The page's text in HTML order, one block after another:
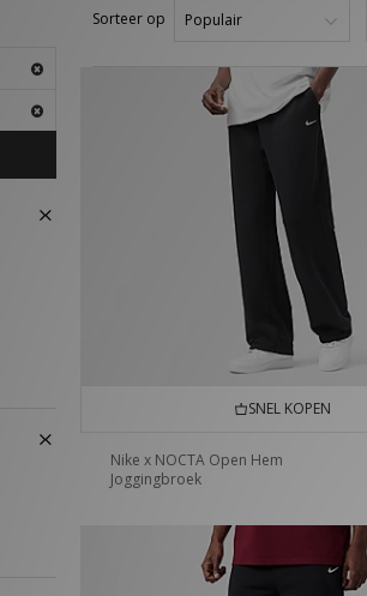
Sorteer op
SNEL KOPEN
Nike x NOCTA Open Hem
Joggingbroek